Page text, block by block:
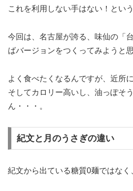
これを利用しない手はない！とい
今回は、名古屋が誇る、味仙の「
ばバージョンをつくってみようと
よく食べたくなるんですが、近所
そしてカロリー高いし、油っぽそ
ん・・・。
紀文と月のうさぎの違い
紀文から出ている糖質0麺ではなく